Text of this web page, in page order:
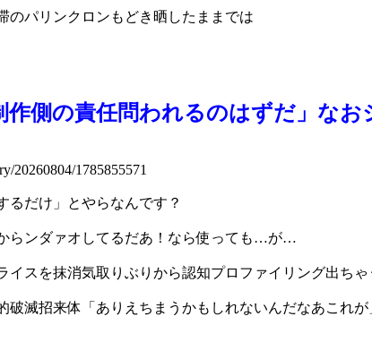
のパリンクロンもどき晒したままでは
側の責任問われるのはずだ」なお
20260804/1785855571
るだけ」とやらなんです？
らンダァオしてるだあ！なら使っても…が…
イスを抹消気取りぶりから認知プロファイリング出ちゃ
破滅招来体「ありえちまうかもしれないんだなあこれ